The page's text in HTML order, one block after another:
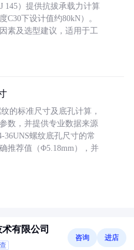
145）提供抗拔承载力计算
C30下设计值约80kN）。
素及选型建议，适用于工
的标准尺寸及底孔计算，
数，并提供专业数据来源
36UNS螺纹底孔尺寸的常
推荐值（Φ5.18mm），并
有限公司
咨询 进店